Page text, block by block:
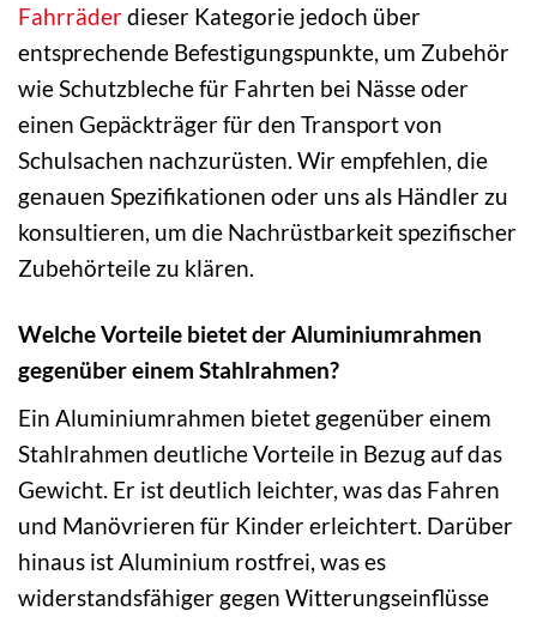
Fahrräderdieser Kategorie jedoch über
entsprechende Befestigungspunkte, um Zubehör
wie Schutzbleche für Fahrten bei Nässe oder
einen Gepäckträger für den Transport von
Schulsachen nachzurüsten. Wir empfehlen, die
genauen Spezifikationen oder uns als Händler zu
konsultieren, um die Nachrüstbarkeit spezifischer
Zubehörteile zu klären.
Welche Vorteile bietet der Aluminiumrahmen
gegenüber einem Stahlrahmen?
Ein Aluminiumrahmen bietet gegenüber einem
Stahlrahmen deutliche Vorteile in Bezug auf das
Gewicht. Er ist deutlich leichter, was das Fahren
und Manövrieren für Kinder erleichtert. Darüber
hinaus ist Aluminium rostfrei, was es
widerstandsfähiger gegen Witterungseinflüsse